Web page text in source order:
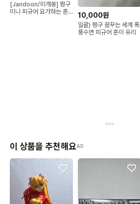
[Jandoon/미개봉] 짱구
미니 피규어 요가하는 훈
10,000원
일괄) 짱구 꿈꾸는 세계 폭
풍수면 피규어 훈이 유리
이 상품을 추천해요AD